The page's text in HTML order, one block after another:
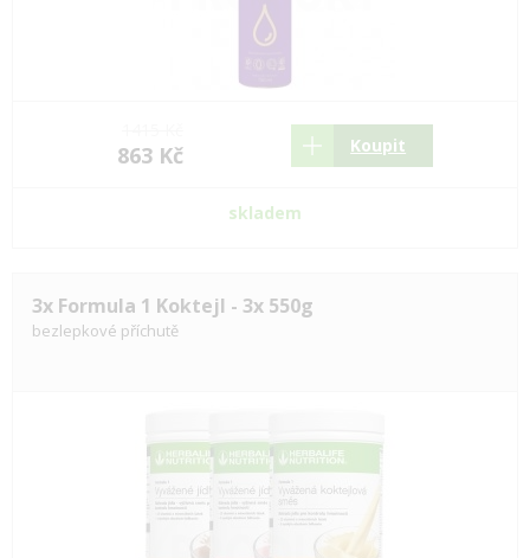
863 Kč Koupit
skladem
3x Formula 1 Koktejl - 3x 550g
bezlepkové příchutě